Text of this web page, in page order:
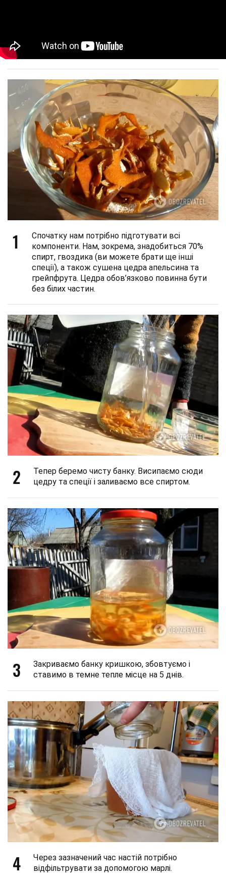
1
Спочатку нам потрібно підготувати всі
компоненти. Нам, зокрема, знадобиться 70%
спирт, гвоздика (ви можете брати ще інші
спеції), а також сушена цедра апельсина та
грейпфрута. Цедра обов’язково повинна бути
без білих частин.
2
Тепер беремо чисту банку. Висипаємо сюди
цедру та спеції і заливаємо все спиртом.
3
Закриваємо банку кришкою, збовтуємо і
ставимо в темне тепле місце на 5 днів.
4
Через зазначений час настій потрібно
відфільтрувати за допомогою марлі.